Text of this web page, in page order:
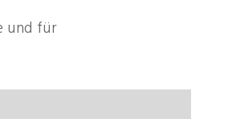
und für